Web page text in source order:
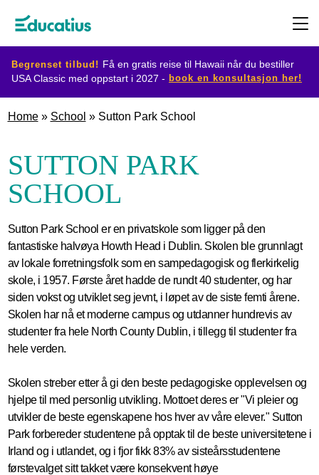
Begrenset tilbud! Få en gratis reise til Hawaii når du bestiller
USA Classic med oppstart i 2027 - book en konsultasjon her!
Utvekslingsprogram
Planlegg
din
utveksling
Bli
vertsfamilie
Home» School » Sutton Park School
SUTTON PARK
SCHOOL
Sutton Park School er en privatskole som ligger på den
fantastiske halvøya Howth Head i Dublin. Skolen ble grunnlagt
av lokale forretningsfolk som en sampedagogisk og flerkirkelig
skole, i 1957. Første året hadde de rundt 40 studenter, og har
siden vokst og utviklet seg jevnt, i løpet av de siste femti årene.
Skolen har nå et moderne campus og utdanner hundrevis av
studenter fra hele North County Dublin, i tillegg til studenter fra
hele verden.
Skolen streber etter å gi den beste pedagogiske opplevelsen og
hjelpe til med personlig utvikling. Mottoet deres er "Vi pleier og
utvikler de beste egenskapene hos hver av våre elever." Sutton
Park forbereder studentene på opptak til de beste universitetene i
Irland og i utlandet, og i fjor fikk 83% av sisteårsstudentene
førstevalget sitt takket være konsekvent høye